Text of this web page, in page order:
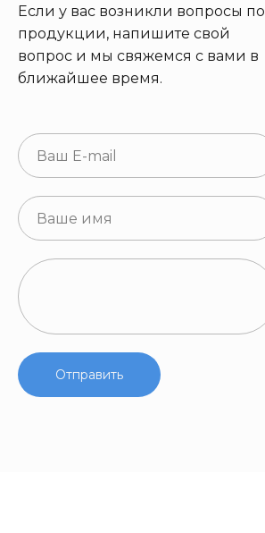
Отправить
Если у вас возникли вопросы по
продукции, напишите свой
вопрос и мы свяжемся с вами в
ближайшее время.